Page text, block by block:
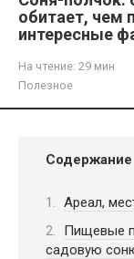
обитает, чем
интересные
На чтение: 29 мин
Полезное
Содержание
Ареал,
Пищевые
садовую